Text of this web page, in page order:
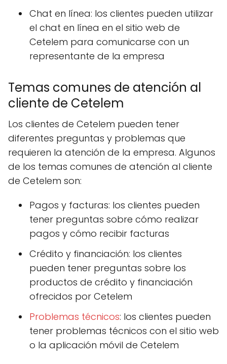
Chat en línea: los clientes pueden utilizar
el chat en línea en el sitio web de
Cetelem para comunicarse con un
representante de la empresa
Temas comunes de atención al
cliente de Cetelem
Los clientes de Cetelem pueden tener
diferentes preguntas y problemas que
requieren la atención de la empresa. Algunos
de los temas comunes de atención al cliente
de Cetelem son:
Pagos y facturas: los clientes pueden
tener preguntas sobre cómo realizar
pagos y cómo recibir facturas
Crédito y financiación: los clientes
pueden tener preguntas sobre los
productos de crédito y financiación
ofrecidos por Cetelem
Problemas técnicos: los clientes pueden
tener problemas técnicos con el sitio web
o la aplicación móvil de Cetelem